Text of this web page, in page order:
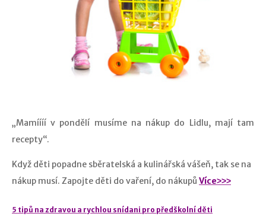
​„Mamíííí v pondělí musíme na nákup do Lidlu, mají tam
recepty“.
Když děti popadne sběratelská a kulinářská vášeň, tak se na
nákup musí. Zapojte děti do vaření, do nákupů Více˃˃˃
5 tipů na zdravou a rychlou snídani pro předškolní děti